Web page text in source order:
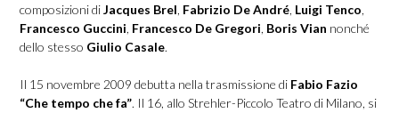
composizioni diJacques Brel, Fabrizio De André, Luigi Tenco,
Francesco Guccini, Francesco De Gregori, Boris Vian nonché
dello stesso Giulio Casale.
Il 15 novembre 2009 debutta nella trasmissione di Fabio Fazio
“Che tempo che fa”. Il 16, allo Strehler-Piccolo Teatro di Milano, si